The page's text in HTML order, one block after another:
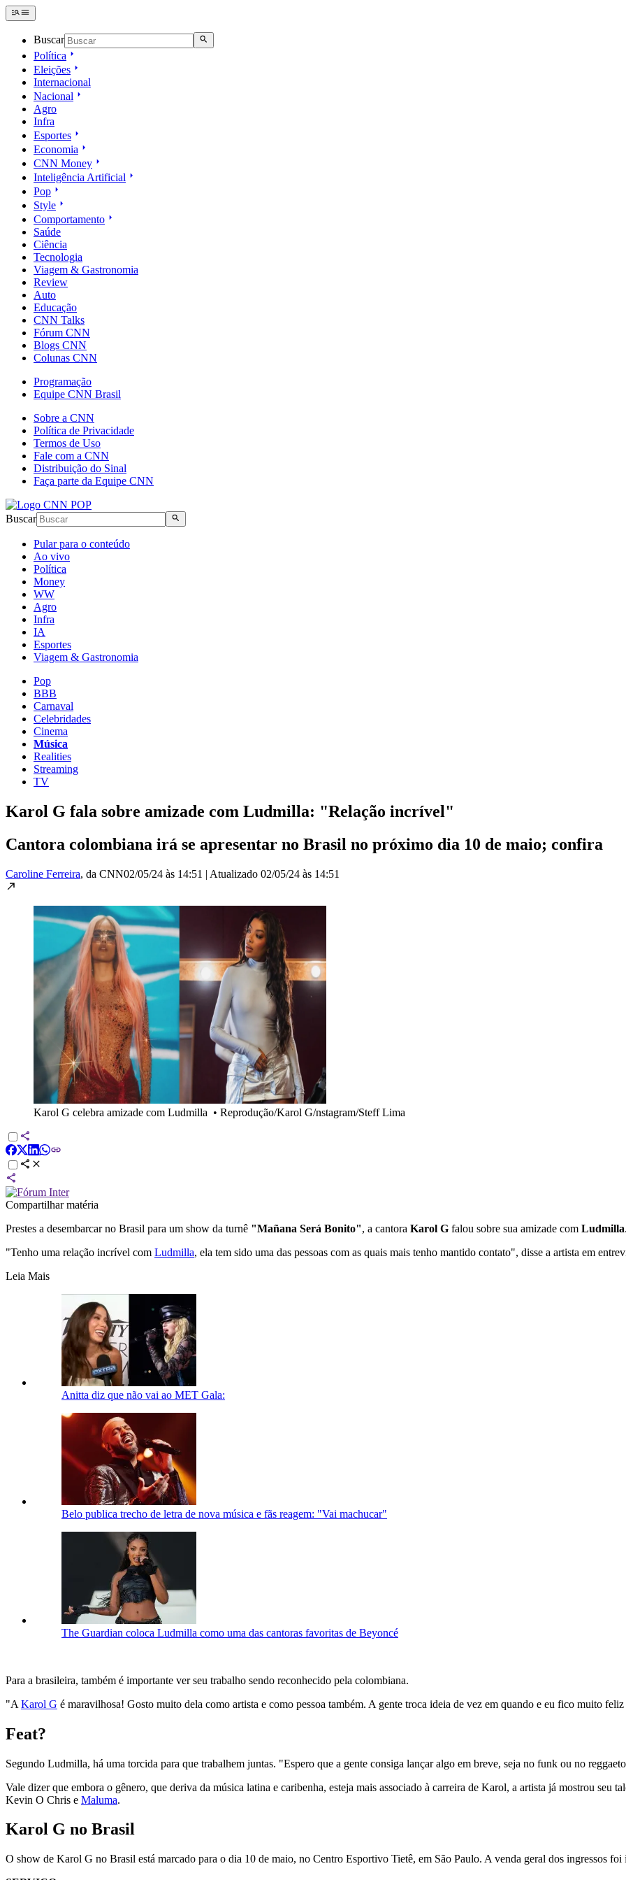
Buscar
Política
Eleições
Internacional
Nacional
Agro
Infra
Esportes
Economia
CNN Money
Inteligência Artificial
Pop
Style
Comportamento
Saúde
Ciência
Tecnologia
Viagem & Gastronomia
Review
Auto
Educação
CNN Talks
Fórum CNN
Blogs CNN
Colunas CNN
Programação
Equipe CNN Brasil
Sobre a CNN
Política de Privacidade
Termos de Uso
Fale com a CNN
Distribuição do Sinal
Faça parte da Equipe CNN
Buscar
Pular para o conteúdo
Ao vivo
Política
Money
WW
Agro
Infra
IA
Esportes
Viagem & Gastronomia
Pop
BBB
Carnaval
Celebridades
Cinema
Música
Realities
Streaming
TV
Karol G fala sobre amizade com Ludmilla: "Relação incrível"
Cantora colombiana irá se apresentar no Brasil no próximo dia 10 de maio; confira
Caroline Ferreira, da CNN02/05/24 às 14:51 | Atualizado 02/05/24 às 14:51
Karol G celebra amizade com Ludmilla • Reprodução/Karol G/nstagram/Steff Lima
Compartilhar matéria
Prestes a desembarcar no Brasil para um show da turnê "Mañana Será Bonito", a cantora Karol G falou sobre sua amizade com Ludmilla.
"Tenho uma relação incrível com Ludmilla, ela tem sido uma das pessoas com as quais mais tenho mantido contato", disse a artista em
Leia Mais
Anitta diz que não vai ao MET Gala:
Belo publica trecho de letra de nova música e fãs reagem: "Vai machucar"
The Guardian coloca Ludmilla como uma das cantoras favoritas de Beyoncé
Para a brasileira, também é importante ver seu trabalho sendo reconhecido pela colombiana.
"A Karol G é maravilhosa! Gosto muito dela como artista e como pessoa também. A gente troca ideia de vez em quando e eu fico muito
Feat?
Segundo Ludmilla, há uma torcida para que trabalhem juntas. "Espero que a gente consiga lançar algo em breve, seja no funk ou no
Vale dizer que embora o gênero, que deriva da música latina e caribenha, esteja mais associado à carreira de Karol, a artista já mostrou seu
Kevin O Chris e Maluma.
Karol G no Brasil
O show de Karol G no Brasil está marcado para o dia 10 de maio, no Centro Esportivo Tietê, em São Paulo. A venda geral dos ingressos foi